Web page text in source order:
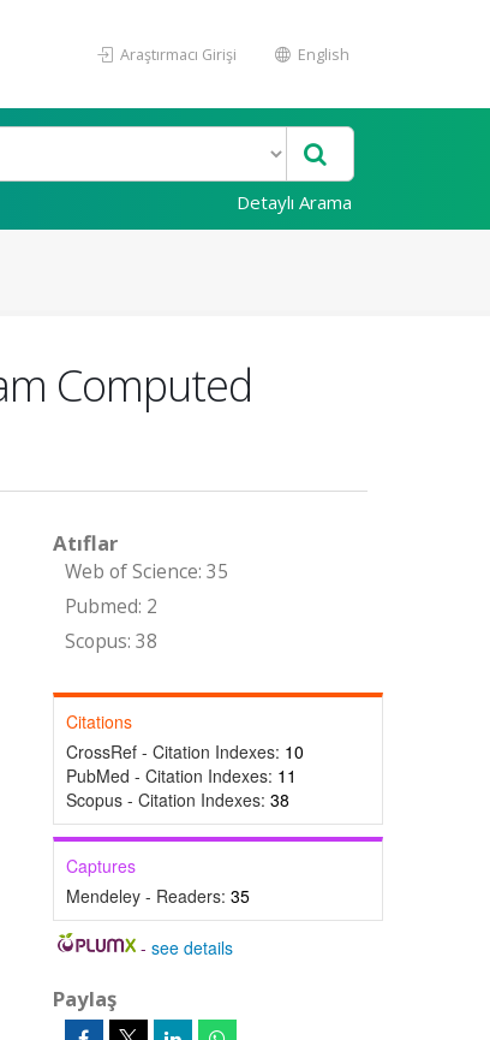
Araştırmacı Girişi English
Detaylı Arama
Computed
Atıflar
Web of Science: 35
Pubmed: 2
Scopus: 38
Citations
CrossRef - Citation Indexes: 10
PubMed - Citation Indexes: 11
Scopus - Citation Indexes: 38
Captures
Mendeley - Readers: 35
-see details
Paylaş